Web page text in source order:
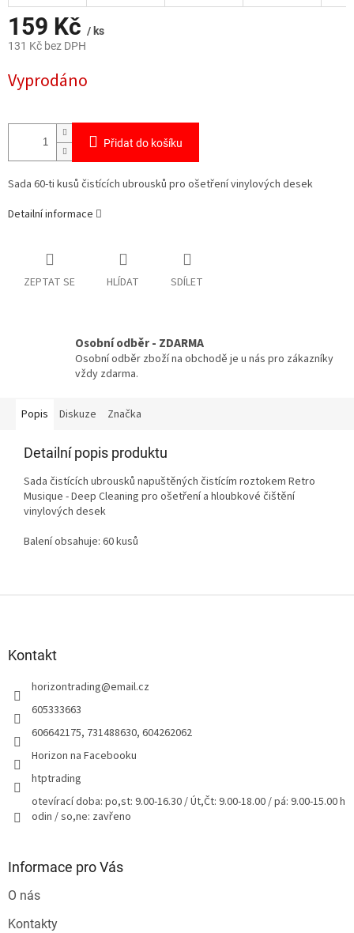
159 Kč / ks
131 Kč bez DPH
cena:
Vyprodáno
Přidat do košíku
Sada 60-ti kusů čistících ubrousků pro ošetření vinylových desek
Detailní informace
ZEPTAT SE HLÍDAT SDÍLET
Osobní odběr - ZDARMA
Osobní odběr zboží na obchodě je u nás pro zákazníky
vždy zdarma.
Popis Diskuze Značka
Detailní popis produktu
Sada čistících ubrousků napuštěných čistícím roztokem Retro
Musique - Deep Cleaning pro ošetření a hloubkové čištění
vinylových desek
Balení obsahuje: 60 kusů
Kontakt
horizontrading@email.cz
605333663
606642175, 731488630, 604262062
Horizon na Facebooku
htptrading
otevírací doba: po,st: 9.00-16.30 / Út,Čt: 9.00-18.00 / pá: 9.00-15.00 h
odin / so,ne: zavřeno
Informace pro Vás
O nás
Kontakty